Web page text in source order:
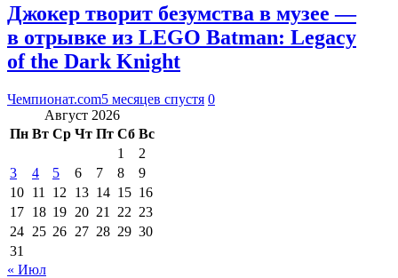
Джокер творит безумства в музее —
в отрывке из LEGO Batman: Legacy
of the Dark Knight
Чемпионат.com5 месяцев спустя 0
Август 2026
Пн Вт Ср Чт Пт Сб Вс
1
2
3
4 5 6 7 8
9
10 11 12 13 14 15 16
17 18 19 20 21 22 23
24 25 26 27 28 29 30
31
« Июл